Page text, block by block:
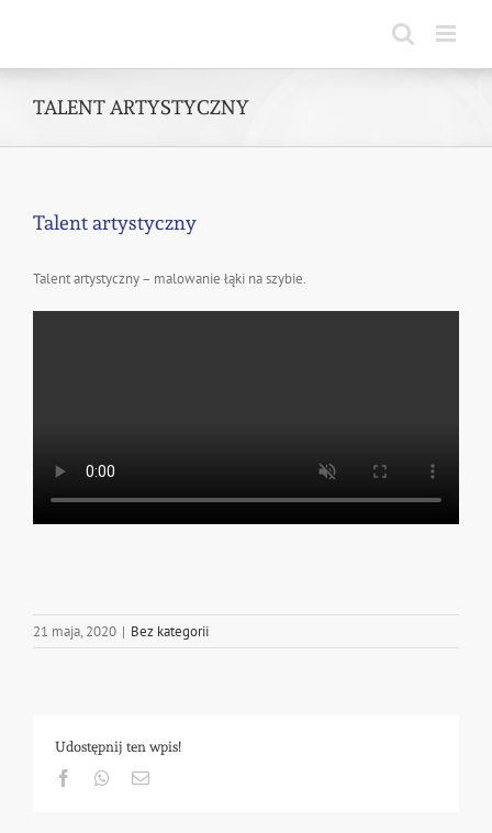
TALENT ARTYSTYCZNY
Talent artystyczny
Talent artystyczny – malowanie łąki na szybie.
21 maja, 2020 | Bez kategorii
Udostępnij ten wpis!
FacebookWhatsapp
Email